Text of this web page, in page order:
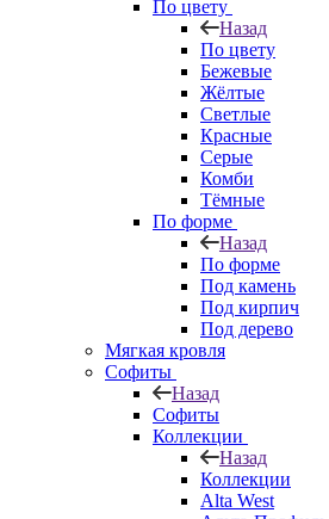
По цвету
Назад
По цвету
Бежевые
Жёлтые
Светлые
Красные
Серые
Комби
Тёмные
По форме
Назад
По форме
Под камень
Под кирпич
Под дерево
Мягкая кровля
Софиты
Назад
Софиты
Коллекции
Назад
Коллекции
Alta West